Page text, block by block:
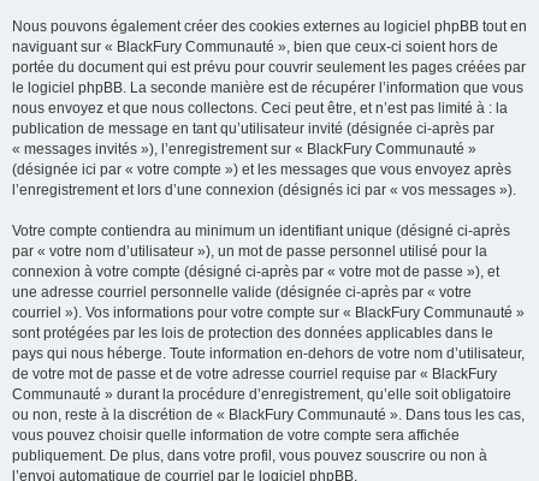
Nous pouvons également créer des cookies externes au logiciel phpBB tout en
naviguant sur « BlackFury Communauté », bien que ceux-ci soient hors de
portée du document qui est prévu pour couvrir seulement les pages créées par
le logiciel phpBB. La seconde manière est de récupérer l’information que vous
nous envoyez et que nous collectons. Ceci peut être, et n’est pas limité à : la
publication de message en tant qu’utilisateur invité (désignée ci-après par
« messages invités »), l’enregistrement sur « BlackFury Communauté »
(désignée ici par « votre compte ») et les messages que vous envoyez après
l’enregistrement et lors d’une connexion (désignés ici par « vos messages »).
Votre compte contiendra au minimum un identifiant unique (désigné ci-après
par « votre nom d’utilisateur »), un mot de passe personnel utilisé pour la
connexion à votre compte (désigné ci-après par « votre mot de passe »), et
une adresse courriel personnelle valide (désignée ci-après par « votre
courriel »). Vos informations pour votre compte sur « BlackFury Communauté »
sont protégées par les lois de protection des données applicables dans le
pays qui nous héberge. Toute information en-dehors de votre nom d’utilisateur,
de votre mot de passe et de votre adresse courriel requise par « BlackFury
Communauté » durant la procédure d’enregistrement, qu’elle soit obligatoire
ou non, reste à la discrétion de « BlackFury Communauté ». Dans tous les cas,
vous pouvez choisir quelle information de votre compte sera affichée
publiquement. De plus, dans votre profil, vous pouvez souscrire ou non à
l’envoi automatique de courriel par le logiciel phpBB.